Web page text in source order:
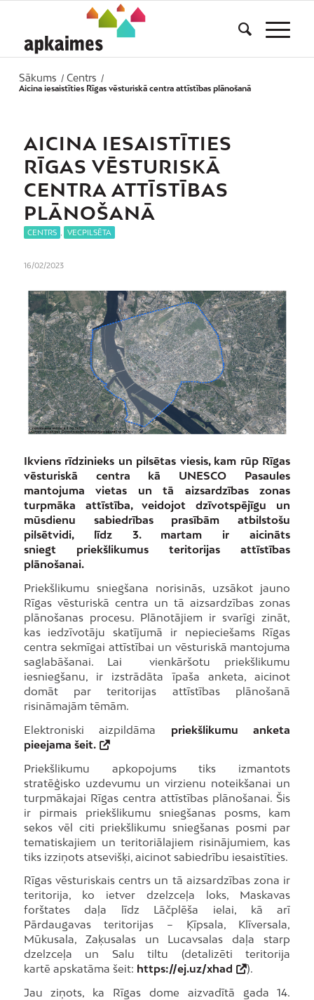
Sākums / Centrs
/
Aicina iesaistīties Rīgas vēsturiskā centra attīstības plānošanā
AICINA IESAISTĪTIES
RĪGAS VĒSTURISKĀ
CENTRA ATTĪSTĪBAS
PLĀNOŠANĀ
CENTRS VECPILSĒTA
16/02/2023
Ikviens rīdzinieks un pilsētas viesis, kam rūp Rīgas
vēsturiskā centra kā UNESCO Pasaules
mantojuma vietas un tā aizsardzības zonas
turpmāka attīstība, veidojot dzīvotspējīgu un
mūsdienu sabiedrības prasībām atbilstošu
pilsētvidi, līdz 3. martam ir aicināts
sniegt priekšlikumus teritorijas attīstības
plānošanai.
Priekšlikumu sniegšana norisinās, uzsākot jauno
Rīgas vēsturiskā centra un tā aizsardzības zonas
plānošanas procesu. Plānotājiem ir svarīgi zināt,
kas iedzīvotāju skatījumā ir nepieciešams Rīgas
centra sekmīgai attīstībai un vēsturiskā mantojuma
saglabāšanai. Lai vienkāršotu priekšlikumu
iesniegšanu, ir izstrādāta īpaša anketa, aicinot
domāt par teritorijas attīstības plānošanā
risināmajām tēmām.
Elektroniski aizpildāma priekšlikumu anketa
pieejama šeit.
Priekšlikumu apkopojums tiks izmantots
stratēģisko uzdevumu un virzienu noteikšanai un
turpmākajai Rīgas centra attīstības plānošanai. Šis
ir pirmais priekšlikumu sniegšanas posms, kam
sekos vēl citi priekšlikumu sniegšanas posmi par
tematiskajiem un teritoriālajiem risinājumiem, kas
tiks izziņots atsevišķi, aicinot sabiedrību iesaistīties.
Rīgas vēsturiskais centrs un tā aizsardzības zona ir
teritorija, ko ietver dzelzceļa loks, Maskavas
forštates daļa līdz Lāčplēša ielai, kā arī
Pārdaugavas teritorijas – Ķīpsala, Klīversala,
Mūkusala, Zaķusalas un Lucavsalas daļa starp
dzelzceļa un Salu tiltu (detalizēti teritorija
kartē apskatāma šeit: https://ej.uz/xhad
).
Jau ziņots, ka Rīgas dome aizvadītā gada 14.